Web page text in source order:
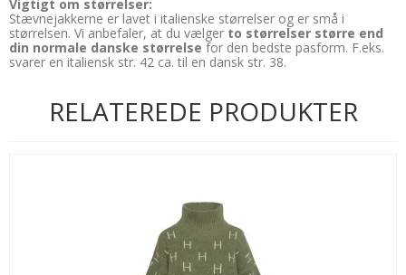
Vigtigt om størrelser:
Stævnejakkerne er lavet i italienske størrelser og er små i
størrelsen. Vi anbefaler, at du vælger to størrelser større end
din normale danske størrelse for den bedste pasform. F.eks.
svarer en italiensk str. 42 ca. til en dansk str. 38.
RELATEREDE PRODUKTER